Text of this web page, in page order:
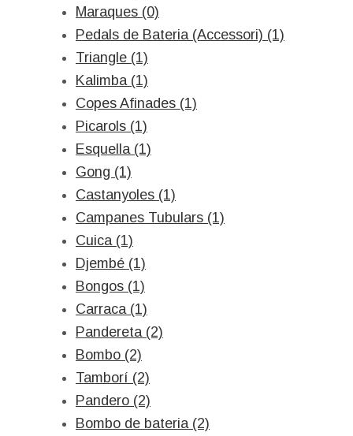
Maraques (0)
Pedals de Bateria (Accessori) (1)
Triangle (1)
Kalimba (1)
Copes Afinades (1)
Picarols (1)
Esquella (1)
Gong (1)
Castanyoles (1)
Campanes Tubulars (1)
Cuica (1)
Djembé (1)
Bongos (1)
Carraca (1)
Pandereta (2)
Bombo (2)
Tamborí (2)
Pandero (2)
Bombo de bateria (2)